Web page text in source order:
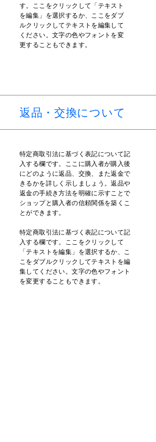
す。ここをクリックして「テキスト
を編集」を選択するか、ここをダブ
ルクリックしてテキストを編集して
ください。文字の色やフォントを変
更することもできます。
返品・交換について
特定商取引法に基づく表記について記
入する欄です。ここに購入者が購入後
にどのように返品、交換、また返金で
きるかを詳しく示しましょう。返品や
返金の手続き方法を明確に示すことで
ショップと購入者の信頼関係を築くこ
とができます。
特定商取引法に基づく表記について記
入する欄です。ここをクリックして
「テキストを編集」を選択するか、こ
こをダブルクリックしてテキストを編
集してください。文字の色やフォント
を変更することもできます。